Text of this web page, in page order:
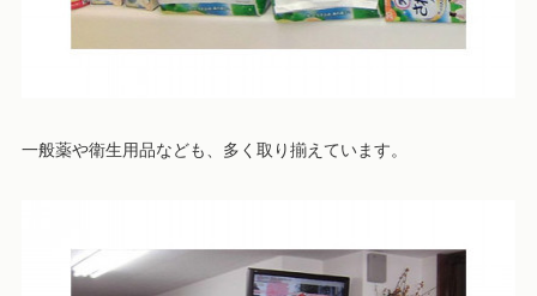
一般薬や衛生用品なども、多く取り揃えています。